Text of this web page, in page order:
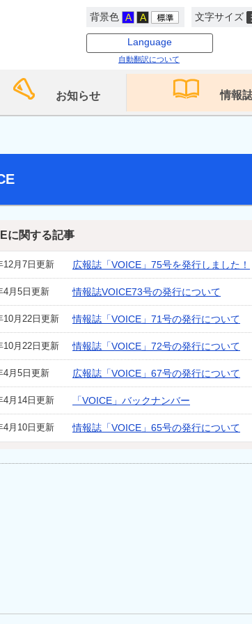
背景色 文字サイズ
Language
自動翻訳について
お知らせ 情報
に関する記事
12月7日更新 広報誌「VOICE」75号を発行しました！
4月5日更新 情報誌VOICE73号の発行について
10月22日更新 情報誌「VOICE」71号の発行について
10月22日更新 情報誌「VOICE」72号の発行について
4月5日更新 広報誌「VOICE」67号の発行について
4月14日更新 「VOICE」バックナンバー
4月10日更新 情報誌「VOICE」65号の発行について